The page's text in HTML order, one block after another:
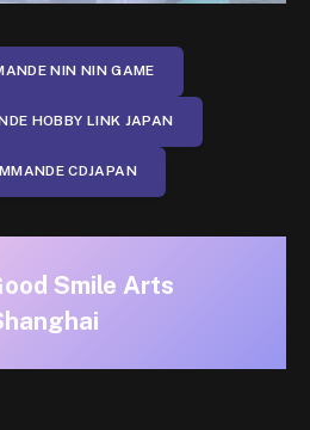
NIN NIN GAME
HOBBY LINK JAPAN
CDJAPAN
Smile Arts